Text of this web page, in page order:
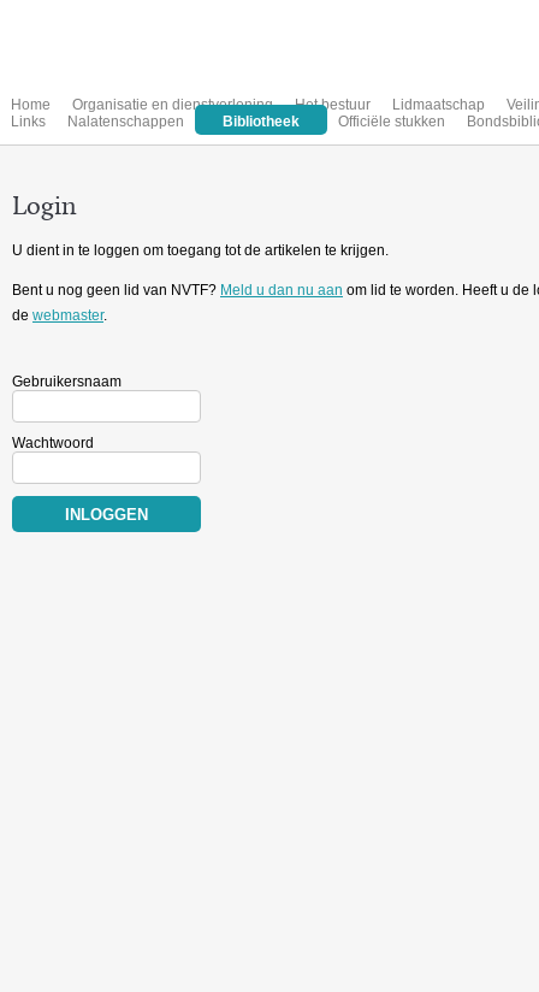
Home Organisatie en dienstverlening Het bestuur Lidmaatschap
Links
Nalatenschappen Bibliotheek Officiële stukken
Login
U dient in te loggen om toegang tot de artikelen te krijgen.
Bent u nog geen lid van NVTF? Meld u dan nu aan om lid te worden. Heeft u de
de webmaster.
Gebruikersnaam
Wachtwoord